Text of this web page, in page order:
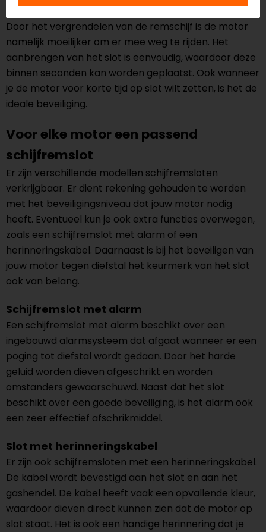
Door het vergrendelen van de remschijf is de motor
namelijk moeilijker om er mee weg te rijden. Het
aanbrengen van het slot is eenvoudig, waardoor deze
binnen seconden kan worden geplaatst. Ook wanneer
je de motor voor korte tijd op slot wilt zetten, is het de
ideale beveiliging.
Voor elke motor een passend
schijfremslot
Er zijn verschillende modellen schijfremsloten
verkrijgbaar. Er dient rekening gehouden te worden
met het beveiligingsniveau dat jouw motor nodig
heeft. Eventueel kun je ook extra functies overwegen,
zoals een schijfremslot met alarm of een
herinneringskabel. Daarnaast is bij het beveiligen van
jouw motor tegen diefstal het keurmerk van het slot
ook van belang.
Schijfremslot met alarm
Een schijfremslot met alarm beschikt over een
ingebouwd alarmsysteem dat afgaat wanneer er een
poging tot diefstal wordt gedaan. Door het harde
geluid worden dieven afgeschrikt en worden
omstanders gewaarschuwd. Naast dat het slot
beschikt over een goede beveiliging, is het alarm ook
een zeer effectief afschrikmiddel.
Slot met herinneringskabel
Er zijn ook schijfremsloten met een herinneringskabel.
De kabel wordt bevestigd aan het slot en aan het
gashendel. De kabel heeft vaak een opvallende kleur,
waardoor dieven direct kunnen zien dat de motor op
slot staat. Het is ook een handige herinnering dat je